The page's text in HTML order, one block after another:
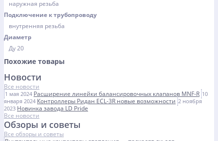
наружная резьба
Подключение к трубопроводу
внутренняя резьба
Диаметр
Ду 20
Похожие товары
Новости
Все новости
1 мая 2024 Расширение линейки балансировочных клапанов MNF-R 10
января 2024 Контроллеры Ридан ECL-3R новые возможности 2 ноября
2023 Новинка завода LD Pride
Все новости
Обзоры и советы
Все обзоры и советы